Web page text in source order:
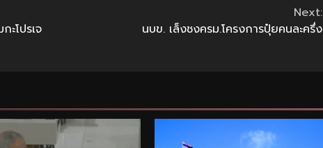
ะโปรเจ
Next:
นบข. เล็งชงครม.โครงการปุ๋ยคนละครึ่ง